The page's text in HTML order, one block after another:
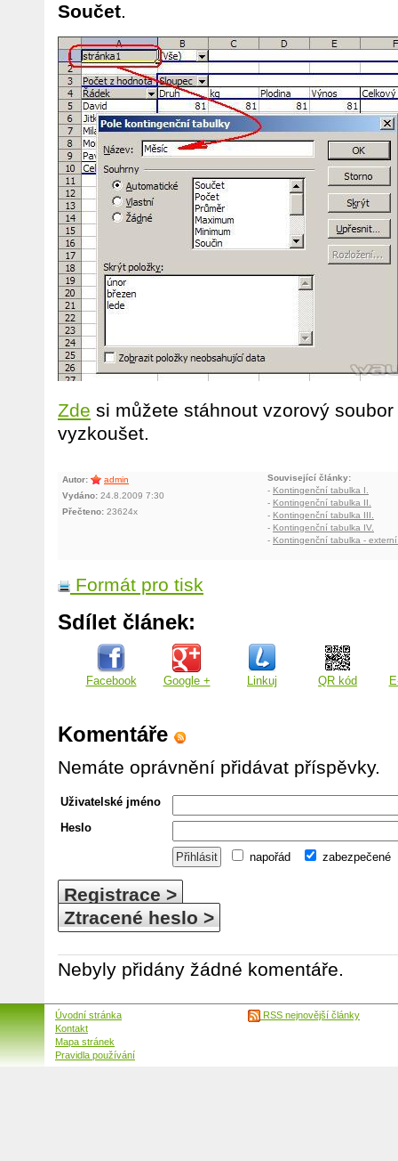
Součet.
Zde si můžete stáhnout vzorový
vyzkoušet.
Autor:
admin
Vydáno: 24.8.2009 7:30
Přečteno: 23624x
Související články:
- Kontingenční tabulka I.
- Kontingenční tabulka II.
- Kontingenční tabulka III.
- Kontingenční tabulka IV.
- Kontingenční tabulka -
Formát pro tisk
Sdílet článek:
Facebook Google + Linkuj QR kód
Komentáře
Nemáte oprávnění přidávat příspěvky.
Uživatelské jméno
Heslo
napořád zabezpečené
Registrace >
Ztracené heslo >
Nebyly přidány žádné komentáře.
Úvodní stránka
Kontakt
Mapa stránek
Pravidla používání
RSS nejnovější články